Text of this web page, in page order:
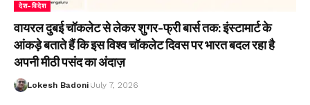
देश-विदेश
वायरल दुबई चॉकलेट से लेकर शुगर-फ्री बार्स तक: इंस्टामार्ट के
आंकड़े बताते हैं कि इस विश्व चॉकलेट दिवस पर भारत बदल रहा है
अपनी मीठी पसंद का अंदाज़
Lokesh Badoni July 7, 2026